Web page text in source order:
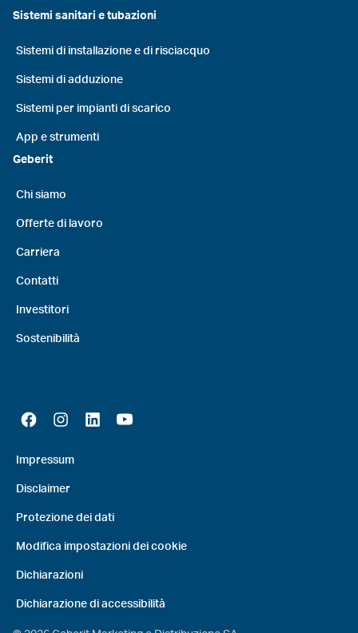
Sistemi sanitari e tubazioni
Sistemi di installazione e di risciacquo
Sistemi di adduzione
Sistemi per impianti di scarico
App e strumenti
Geberit
Chi siamo
Offerte di lavoro
Carriera
Contatti
Investitori
Sostenibilità
Impressum
Disclaimer
Protezione dei dati
Modifica impostazioni dei cookie
Dichiarazioni
Dichiarazione di accessibilità